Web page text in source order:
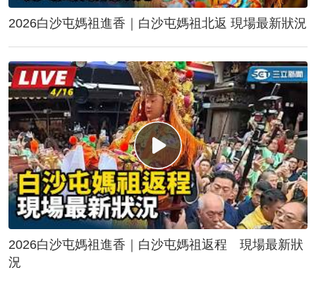
2026白沙屯媽祖進香｜白沙屯媽祖北返 現場最新狀況
2026白沙屯媽祖進香｜白沙屯媽祖返程 現場最新狀
況